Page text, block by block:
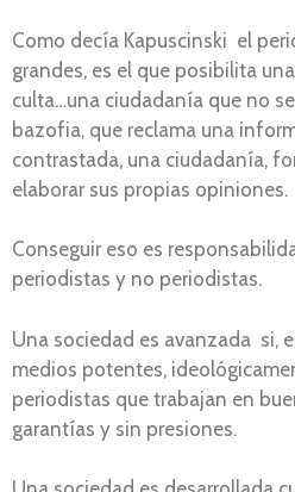
Como decía Kapuscinski el
grandes, es el que posibilita
culta…una ciudadanía que no
bazofia, que reclama una
contrastada, una ciudadanía,
elaborar sus propias opiniones.
Conseguir eso es
periodistas y no periodistas.
Una sociedad es avanzada si,
medios potentes,
periodistas que trabajan en
garantías y sin presiones.